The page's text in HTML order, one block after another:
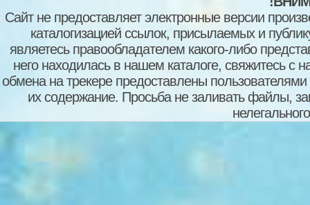
Сайт не предоставляет электронные версии
каталогизацией ссылок, присылаемых и
являетесь правообладателем какого-либо
него находилась в нашем каталоге, свяжитесь
обмена на трекере предоставлены пользователями
их содержание. Просьба не заливать файлы,